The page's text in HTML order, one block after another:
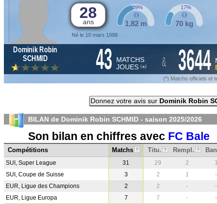
28
ans
Né le 10 mars 1998
1,82 m
39%
70 kg
17%
Dominik Robin
SCHMID
43 MATCHS
JOUES (*) & 3644
(*) Matchs officiels et
Donnez votre avis sur Dominik Robin
BILAN de Dominik Robin SCHMID - saison 2025/2026
Son bilan en chiffres avec FC Bale
Compétitions Matchs ? Titu. ? Rempl. ?
SUI, Super League 31 29 2
SUI, Coupe de Suisse
3 2 1
-
EUR, Ligue des Champions
2 2 -
-
EUR, Ligue Europa
7 7 -
-